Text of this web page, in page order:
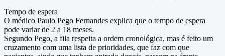
Tempo de espera
O médico Paulo Pego Fernandes explica que o tempo de espera
pode variar de 2 a 18 meses.
Segundo Pego, a fila respeita a ordem cronológica, mas é feito um
cruzamento com uma lista de prioridades, que faz com que